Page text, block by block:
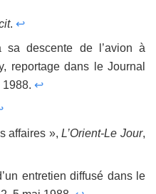
. ↩
sa descente de l’avion à
reportage dans le Journal
1988. ↩
affaires »,L’Orient-Le Jour,
entretien diffusé dans le